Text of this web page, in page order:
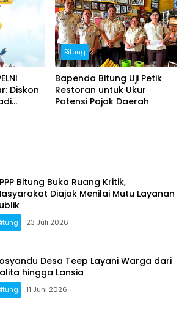
Diskon
Bitung
Bapenda Bitung Uji Petik
Restoran untuk Ukur
Potensi Pajak Daerah
Bitung Buka Ruang Kritik,
Diajak Menilai Mutu Layanan
23 Juli 2026
Desa Teep Layani Warga dari
hingga Lansia
11 Juni 2026